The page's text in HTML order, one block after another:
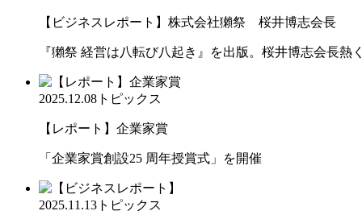
【ビジネスレポート】株式会社獺祭 桜井博志会長
『獺祭 経営は八転び八起き』を出版。桜井博志会長熱
2025.12.08 トピックス
【レポート】企業家賞
「企業家賞創設25 周年授賞式」を開催
2025.11.13 トピックス